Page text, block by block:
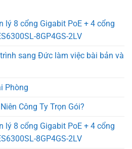
lý 8 cổng Gigabit PoE + 4 cổng
8GP4GS-2LV
sang Đức làm việc bài bản và
Phòng
Công Ty Trọn Gói?
lý 8 cổng Gigabit PoE + 4 cổng
8GP4GS-2LV